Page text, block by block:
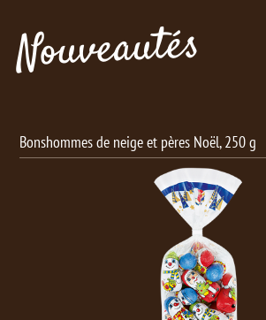
Nouveautés
Bonshommes de neige et pères Noël, 250 g